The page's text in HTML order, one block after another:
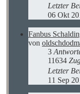
Letzter
06 Okt
Fanbus
von
3
11634
Letzter
11 Sep